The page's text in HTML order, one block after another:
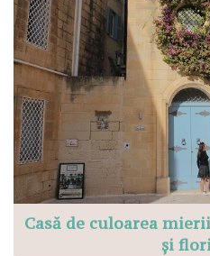
Casă de culoarea
și